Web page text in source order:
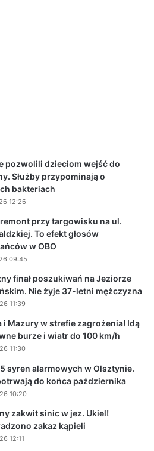
pozwolili dzieciom wejść do
Służby przypominają o
bakteriach
12:26
remont przy targowisku na ul.
To efekt głosów
w OBO
09:45
finał poszukiwań na Jeziorze
Nie żyje 37-letni mężczyzna
11:39
i Mazury w strefie zagrożenia! Idą
burze i wiatr do 100 km/h
11:30
syren alarmowych w Olsztynie.
do końca października
10:20
zakwit sinic w jez. Ukiel!
zakaz kąpieli
12:11